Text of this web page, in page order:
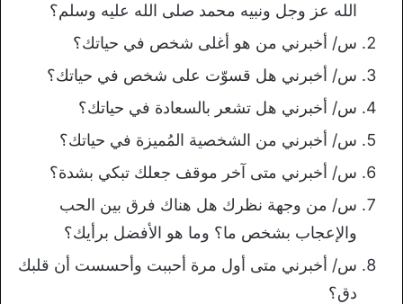
الله عز وجل ونبيه محمد صلى الله عليه وسلم؟
س/ أخبرني من هو أغلى شخص في حياتك؟
س/ أخبرني هل قسوّت على شخص في حياتك؟
س/ أخبرني هل تشعر بالسعادة في حياتك؟
س/ أخبرني من الشخصية المُميزة في حياتك؟
س/ أخبرني متى آخر موقف جعلك تبكي بشدة؟
س/ من وجهة نظرك هل هناك فرق بين الحب
والإعجاب بشخص ما؟ وما هو الأفضل برأيك؟
س/ أخبرني متى أول مرة أحببت وأحسست أن قلبك
دق؟